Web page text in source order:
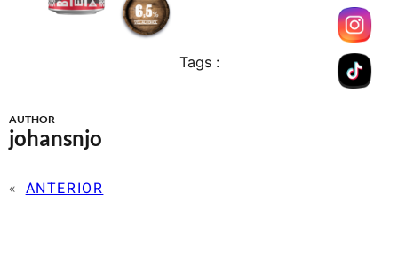
Tags :
AUTHOR
johansnjo
« ANTERIOR